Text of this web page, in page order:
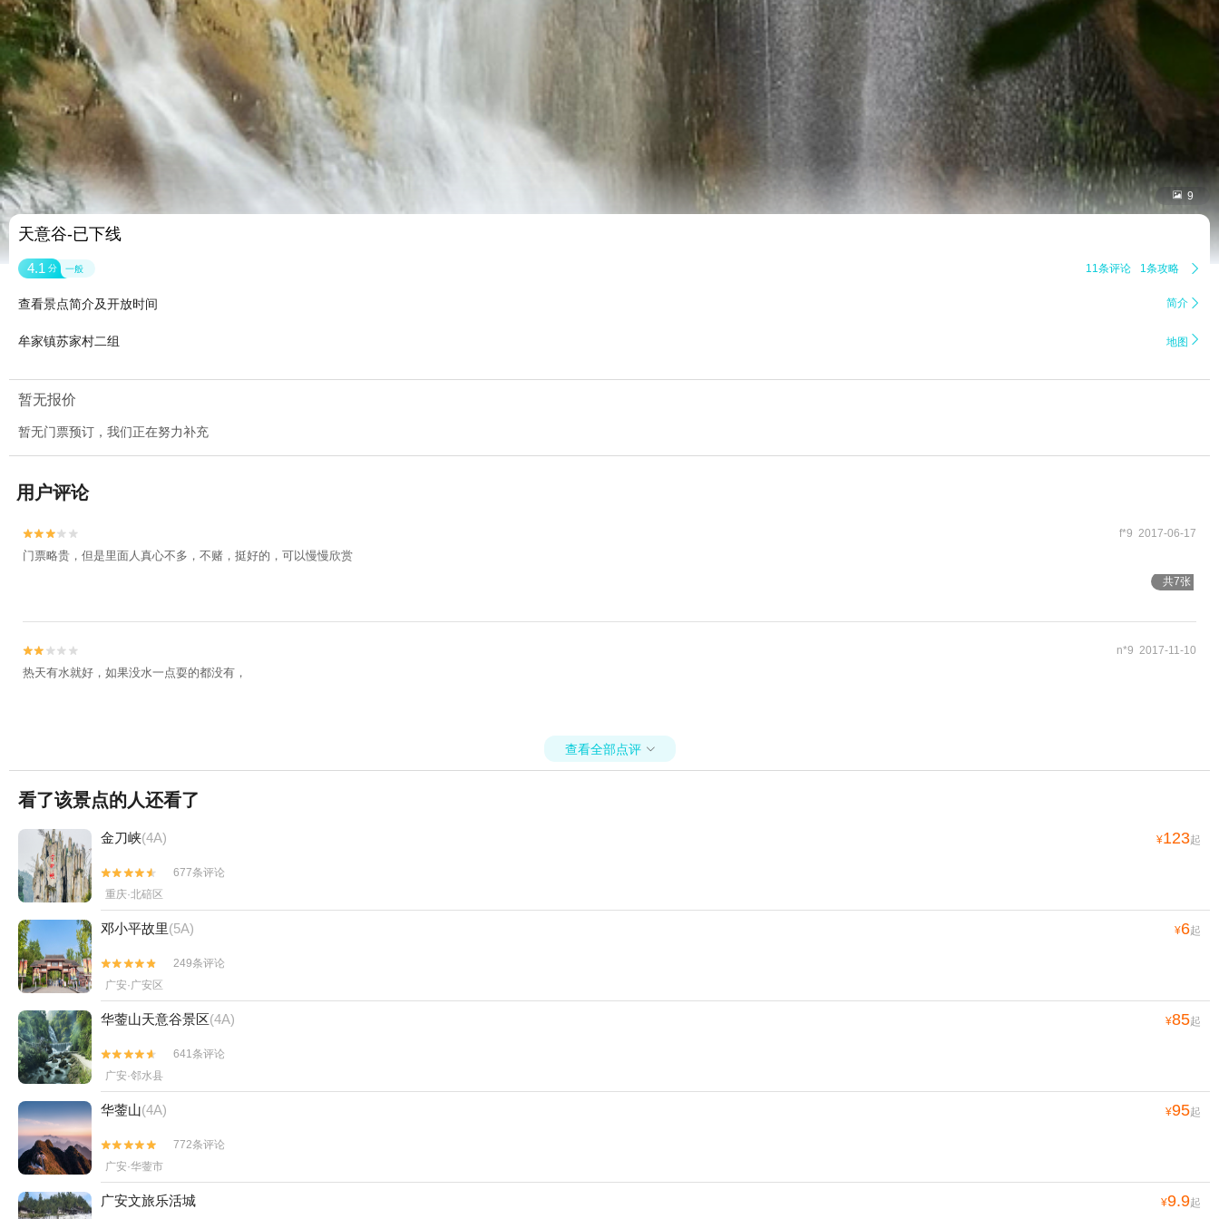
 9
天意谷-已下线
4.1 分 一般 11条评论 1条攻略 
查看景点简介及开放时间 简介 
牟家镇苏家村二组 地图 
暂无报价
暂无门票预订，我们正在努力补充
用户评论

 f*9 2017-06-17
门票略贵，但是里面人真心不多，不赌，挺好的，可以慢慢欣赏
共7张

 n*9 2017-11-10
热天有水就好，如果没水一点耍的都没有，
查看全部点评 
看了该景点的人还看了
金刀峡(4A) ¥123起


677条评论
重庆·北碚区
邓小平故里(5A) ¥6起


249条评论
广安·广安区
华蓥山天意谷景区(4A) ¥85起


641条评论
广安·邻水县
华蓥山(4A) ¥95起


772条评论
广安·华蓥市
广安文旅乐活城 ¥9.9起